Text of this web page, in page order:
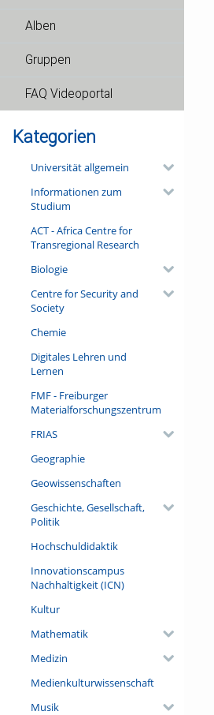
Alben
Gruppen
FAQ Videoportal
Kategorien
Universität allgemein
Informationen zum
Studium
ACT - Africa Centre for
Transregional Research
Biologie
Centre for Security and
Society
Chemie
Digitales Lehren und
Lernen
FMF - Freiburger
Materialforschungszentrum
FRIAS
Geographie
Geowissenschaften
Geschichte, Gesellschaft,
Politik
Hochschuldidaktik
Innovationscampus
Nachhaltigkeit (ICN)
Kultur
Mathematik
Medizin
Medienkulturwissenschaft
Musik